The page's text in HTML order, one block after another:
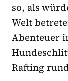
so, als
Welt
Abenteuer
Rafting